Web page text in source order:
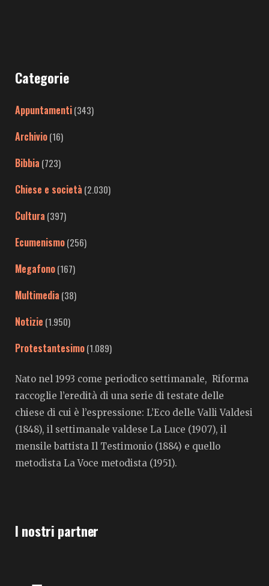
Categorie
Appuntamenti(343)
Archivio(16)
Bibbia (723)
Chiese e società (2.030)
Cultura (397)
Ecumenismo(256)
Megafono(167)
Multimedia (38)
Notizie (1.950)
Protestantesimo(1.089)
Nato nel 1993 come periodico settimanale, Riforma
raccoglie l’eredità di una serie di testate delle
chiese di cui è l’espressione: L’Eco delle Valli Valdesi
(1848), il settimanale valdese La Luce (1907), il
mensile battista Il Testimonio (1884) e quello
metodista La Voce metodista (1951).
I nostri partner